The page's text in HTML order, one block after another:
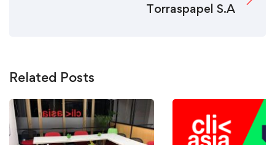
Torraspapel S.A
Related Posts